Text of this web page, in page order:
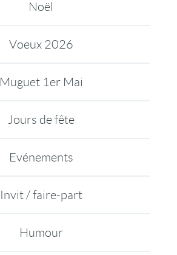
Noël
Voeux 2026
Muguet 1er Mai
Jours de fête
Evénements
Invit / faire-part
Humour